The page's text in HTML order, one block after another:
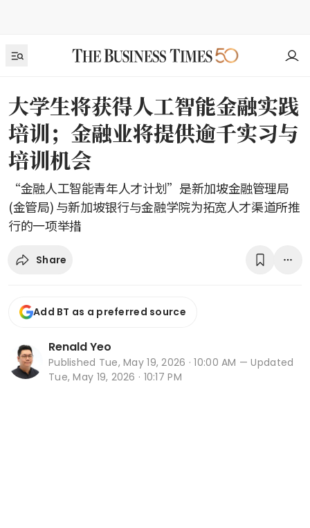
大学生将获得人工智能金融实践
培训；金融业将提供逾千实习与
培训机会
“金融人工智能青年人才计划”是新加坡金融管理局
(金管局) 与新加坡银行与金融学院为拓宽人才渠道所推
行的一项举措
Share
Add BT as a preferred source
Renald Yeo
Published Tue, May 19, 2026 · 10:00 AM — Updated
Tue, May 19, 2026 · 10:17 PM